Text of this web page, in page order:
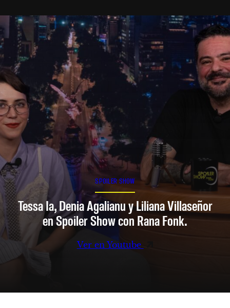
SPOILER SHOW
Tessa Ia, Denia Agalianu y Liliana Villaseñor
en Spoiler Show con Rana Fonk.
Ver en Youtube